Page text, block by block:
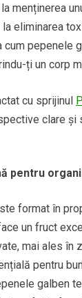
menținerea
eliminarea
cum pepenele
ți un corp
cu sprijinul
clare și
pentru
format în
un fruct
mai ales în
pentru
galben